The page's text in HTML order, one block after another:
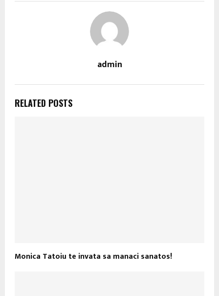
admin
RELATED POSTS
Monica Tatoiu te invata sa manaci sanatos!